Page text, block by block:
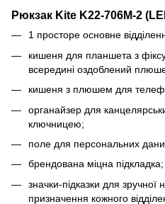
Рюкзак Kite K22-706M-2
1 просторе основне
кишеня для планшета з
всередині оздоблений
кишеня з плюшем для
органайзер для
ключницею;
поле для персональних
брендована міцна підкладка;
значки-підказки для зручної
призначення кожного